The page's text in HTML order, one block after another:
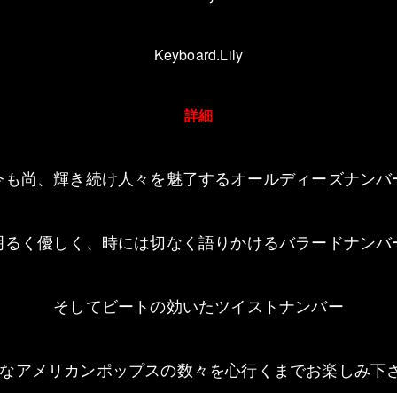
Keyboard.Lily
詳細
も尚、輝き続け人々を魅了するオールディーズナンバ
るく優しく、時には切なく語りかけるバラードナンバ
そしてビートの効いたツイストナンバー
アメリカンポップスの数々を心行くまでお楽しみ下